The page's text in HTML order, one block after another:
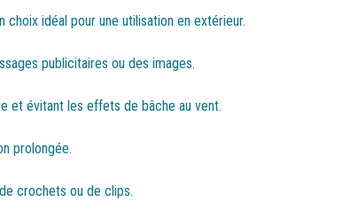
idéal pour une utilisation en extérieur.
publicitaires ou des images.
et évitant les effets de bâche au vent.
prolongée.
crochets ou de clips.